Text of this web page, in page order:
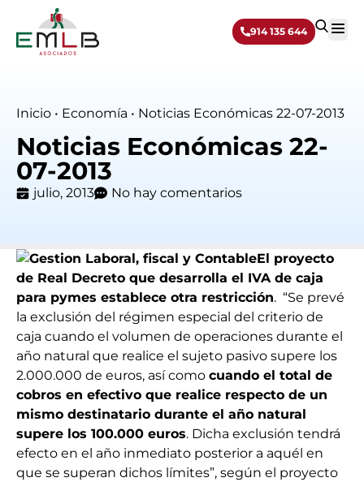
914 135 644
Inicio • Economía • Noticias Económicas 22-07-2013
Noticias Económicas 22-
07-2013
julio, 2013 No hay comentarios
El proyecto
de Real Decreto que desarrolla el IVA de caja
para pymes establece otra restricción. “Se prevé
la exclusión del régimen especial del criterio de
caja cuando el volumen de operaciones durante el
año natural que realice el sujeto pasivo supere los
2.000.000 de euros, así como cuando el total de
cobros en efectivo que realice respecto de un
mismo destinatario durante el año natural
supere los 100.000 euros. Dicha exclusión tendrá
efecto en el año inmediato posterior a aquél en
que se superan dichos límites”, según el proyecto